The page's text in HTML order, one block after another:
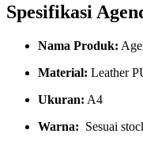
Spesifikasi
Nama Produk:
Material: Leather
Ukuran: A4
Warna: Sesuai